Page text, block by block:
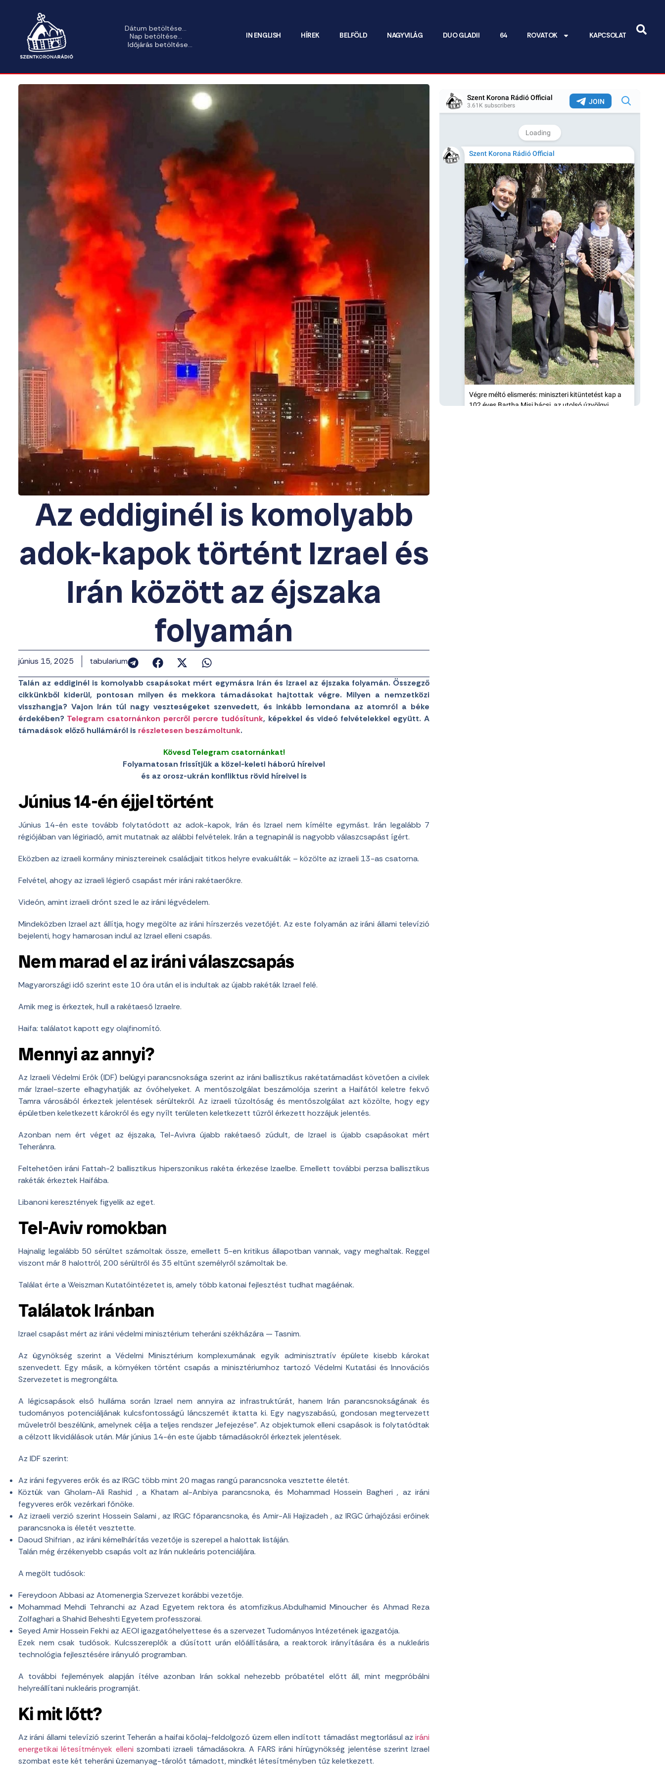
Dátum betöltése...
Nap betöltése...
Időjárás betöltése...
IN ENGLISH HÍREK BELFÖLD NAGYVILÁG DUO GLADII 64 ROVATOK KAPCSOLAT
Az eddiginél is komolyabb
adok-kapok történt Izrael és
Irán között az éjszaka
folyamán
június 15, 2025 tabularium
Talán az eddiginél is komolyabb csapásokat mért egymásra Irán és Izrael az éjszaka folyamán. Összegző
cikkünkből kiderül, pontosan milyen és mekkora támadásokat hajtottak végre. Milyen a nemzetközi
visszhangja? Vajon Irán túl nagy veszteségeket szenvedett, és inkább lemondana az atomról a béke
érdekében? Telegram csatornánkon percről percre tudósítunk, képekkel és videó felvételekkel együtt. A
támadások előző hullámáról is részletesen beszámoltunk.
Kövesd Telegram csatornánkat!
Folyamatosan frissítjük a közel-keleti háború híreivel
és az orosz-ukrán konfliktus rövid híreivel is
Június 14-én éjjel történt
Június 14-én este tovább folytatódott az adok-kapok, Irán és Izrael nem kímélte egymást. Irán legalább 7
régiójában van légiriadó, amit mutatnak az alábbi felvételek. Irán a tegnapinál is nagyobb válaszcsapást ígért.
Eközben az izraeli kormány minisztereinek családjait titkos helyre evakuálták – közölte az izraeli 13-as csatorna.
Felvétel, ahogy az izraeli légierő csapást mér iráni rakétaerőkre.
Videón, amint izraeli drónt szed le az iráni légvédelem.
Mindeközben Izrael azt állítja, hogy megölte az iráni hírszerzés vezetőjét. Az este folyamán az iráni állami televízió
bejelenti, hogy hamarosan indul az Izrael elleni csapás.
Nem marad el az iráni válaszcsapás
Magyarországi idő szerint este 10 óra után el is indultak az újabb rakéták Izrael felé.
Amik meg is érkeztek, hull a rakétaeső Izraelre.
Haifa: találatot kapott egy olajfinomító.
Mennyi az annyi?
Az Izraeli Védelmi Erők (IDF) belügyi parancsnoksága szerint az iráni ballisztikus rakétatámadást követően a civilek
már Izrael-szerte elhagyhatják az óvóhelyeket. A mentőszolgálat beszámolója szerint a Haifától keletre fekvő
Tamra városából érkeztek jelentések sérültekről. Az izraeli tűzoltóság és mentőszolgálat azt közölte, hogy egy
épületben keletkezett károkról és egy nyílt területen keletkezett tűzről érkezett hozzájuk jelentés.
Azonban nem ért véget az éjszaka, Tel-Avivra újabb rakétaeső zúdult, de Izrael is újabb csapásokat mért
Teheránra.
Feltehetően iráni Fattah-2 ballisztikus hiperszonikus rakéta érkezése Izaelbe. Emellett további perzsa ballisztikus
rakéták érkeztek Haifába.
Libanoni keresztények figyelik az eget.
Tel-Aviv romokban
Hajnalig legalább 50 sérültet számoltak össze, emellett 5-en kritikus állapotban vannak, vagy meghaltak. Reggel
viszont már 8 halottról, 200 sérültről és 35 eltűnt személyről számoltak be.
Találat érte a Weiszman Kutatóintézetet is, amely több katonai fejlesztést tudhat magáénak.
Találatok Iránban
Izrael csapást mért az iráni védelmi minisztérium teheráni székházára — Tasnim.
Az ügynökség szerint a Védelmi Minisztérium komplexumának egyik adminisztratív épülete kisebb károkat
szenvedett. Egy másik, a környéken történt csapás a minisztériumhoz tartozó Védelmi Kutatási és Innovációs
Szervezetet is megrongálta.
A légicsapások első hulláma során Izrael nem annyira az infrastruktúrát, hanem Irán parancsnokságának és
tudományos potenciáljának kulcsfontosságú láncszemét iktatta ki. Egy nagyszabású, gondosan megtervezett
műveletről beszélünk, amelynek célja a teljes rendszer „lefejezése”. Az objektumok elleni csapások is folytatódtak
a célzott likvidálások után. Már június 14-én este újabb támadásokról érkeztek jelentések.
Az IDF szerint:
Az iráni fegyveres erők és az IRGC több mint 20 magas rangú parancsnoka vesztette életét.
Köztük van Gholam-Ali Rashid , a Khatam al-Anbiya parancsnoka, és Mohammad Hossein Bagheri , az iráni
fegyveres erők vezérkari főnöke.
Az izraeli verzió szerint Hossein Salami , az IRGC főparancsnoka, és Amir-Ali Hajizadeh , az IRGC űrhajózási erőinek
parancsnoka is életét vesztette.
Daoud Shifrian , az iráni kémelhárítás vezetője is szerepel a halottak listáján.
Talán még érzékenyebb csapás volt az Irán nukleáris potenciáljára.
A megölt tudósok:
Fereydoon Abbasi az Atomenergia Szervezet korábbi vezetője.
Mohammad Mehdi Tehranchi az Azad Egyetem rektora és atomfizikus.Abdulhamid Minoucher és Ahmad Reza
Zolfaghari a Shahid Beheshti Egyetem professzorai.
Seyed Amir Hossein Fekhi az AEOI igazgatóhelyettese és a szervezet Tudományos Intézetének igazgatója.
Ezek nem csak tudósok. Kulcsszereplők a dúsított urán előállítására, a reaktorok irányítására és a nukleáris
technológia fejlesztésére irányuló programban.
A további fejlemények alapján ítélve azonban Irán sokkal nehezebb próbatétel előtt áll, mint megpróbálni
helyreállítani nukleáris programját.
Ki mit lőtt?
Az iráni állami televízió szerint Teherán a haifai kőolaj-feldolgozó üzem ellen indított támadást megtorlásul aziráni
energetikai létesítmények elleni szombati izraeli támadásokra. A FARS iráni hírügynökség jelentése szerint Izrael
szombat este két teheráni üzemanyag-tárolót támadott, mindkét létesítményben tűz keletkezett.